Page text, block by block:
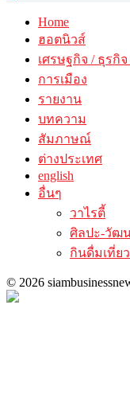
Home
ฮอตนิวส์
เศรษฐกิจ / ธุรกิ
การเมือง
รายงาน
บทความ
สัมภาษณ์
ต่างประเทศ
english
อื่นๆ
วาไรตี้
ศิลปะ-วัฒ
กินดื่มเที่ยว
© 2026